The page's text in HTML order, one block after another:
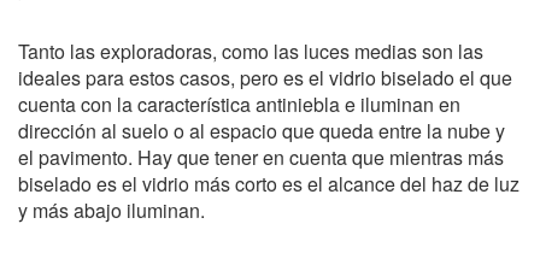
Tanto las exploradoras, como las luces medias son las
ideales para estos casos, pero es el vidrio biselado el que
cuenta con la característica antiniebla e iluminan en
dirección al suelo o al espacio que queda entre la nube y
el pavimento. Hay que tener en cuenta que mientras más
biselado es el vidrio más corto es el alcance del haz de luz
y más abajo iluminan.